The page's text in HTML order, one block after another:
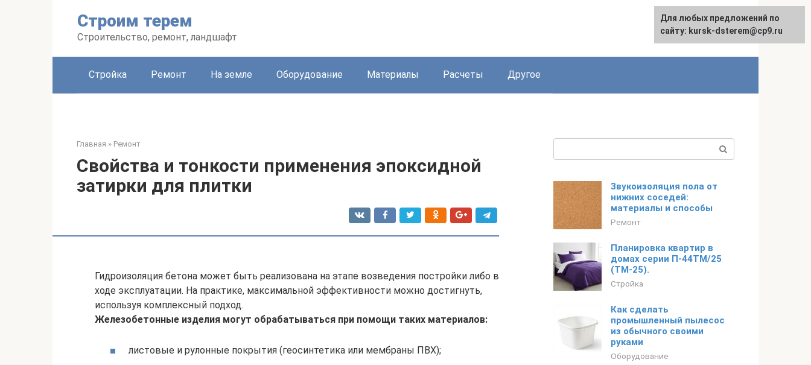
Строим терем
Строительство, ремонт, ландшафт
English
Стройка Ремонт На земле Оборудование Материалы Расчеты Другое
Главная » Ремонт
Свойства и тонкости применения эпоксидной
затирки для плитки
Гидроизоляция бетона может быть реализована на этапе возведения постройки либо в
ходе эксплуатации. На практике, максимальной эффективности можно достигнуть,
используя комплексный подход.
Железобетонные изделия могут обрабатываться при помощи таких материалов:
листовые и рулонные покрытия (геосинтетика или мембраны ПВХ);
Звукоизоляция пола от
нижних соседей:
материалы и способы
Ремонт
Планировка квартир в
домах серии П-44ТМ/25
(ТМ-25).
Стройка
Как сделать
промышленный пылесос
из обычного своими
руками
Оборудование
Для любых предложений по
сайту: kursk-dsterem@cp9.ru